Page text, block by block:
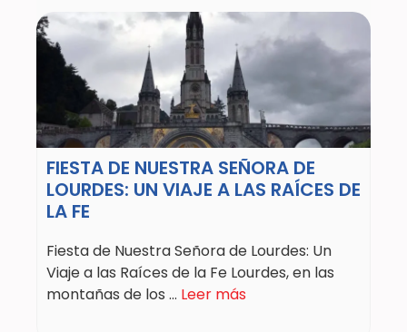
FIESTA DE NUESTRA SEÑORA DE
LOURDES: UN VIAJE A LAS RAÍCES DE
LA FE
Fiesta de Nuestra Señora de Lourdes: Un
Viaje a las Raíces de la Fe Lourdes, en las
montañas de los ... Leer más